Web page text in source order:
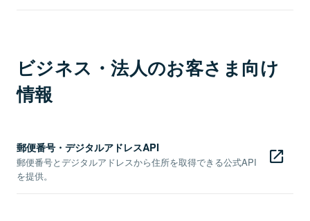
ビジネス・法人のお客さま向け
情報
郵便番号・デジタルアドレスAPI
郵便番号とデジタルアドレスから住所を取得できる公式API
を提供。